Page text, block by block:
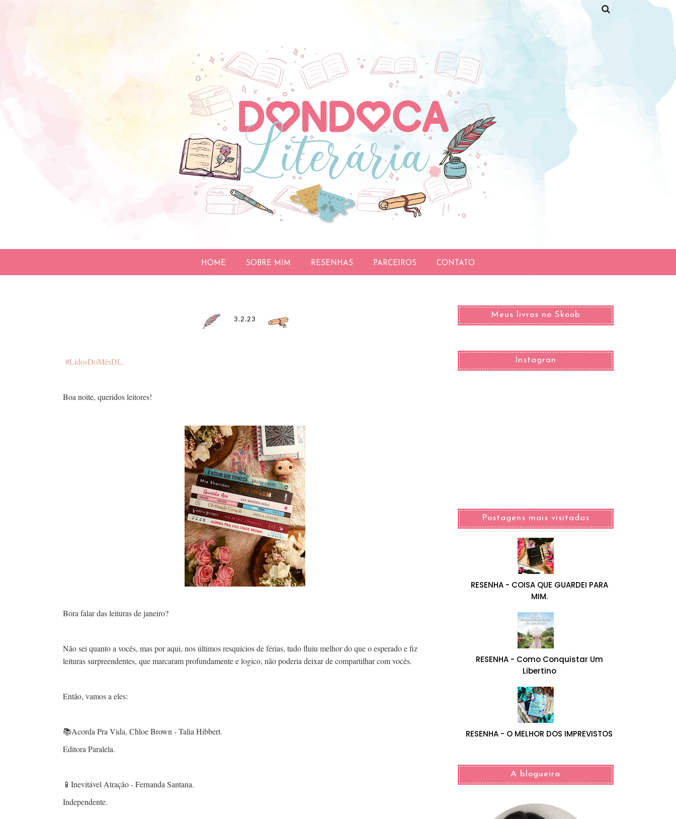
HOME SOBRE MIM RESENHAS PARCEIROS CONTATO
3.2.23
#LidosDoMêsDL.
Boa noite, queridos leitores!
Bora falar das leituras de janeiro?
Não sei quanto a vocês, mas por aqui, nos últimos resquícios de férias, tudo fluiu melhor do que o esperado e fiz
leituras surpreendentes, que marcaram profundamente e logico, não poderia deixar de compartilhar com vocês.
Então, vamos a eles:
📚Acorda Pra Vida, Chloe Brown - Talia Hibbert.
Editora Paralela.
📱Inevitável Atração - Fernanda Santana.
Independente.
Meus livros no Skoob
Instagran
Postagens mais visitadas
RESENHA - COISA QUE GUARDEI PARA
MIM.
RESENHA - Como Conquistar Um
Libertino
RESENHA - O MELHOR DOS IMPREVISTOS
A blogueira